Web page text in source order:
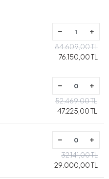
84.609,00 TL
76.150,00 TL
52.469,00 TL
47.225,00 TL
32.141,00 TL
29.000,00 TL